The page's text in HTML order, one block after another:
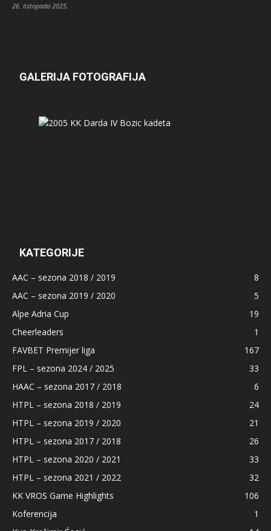
26. listopada 2025.
GALERIJA FOTOGRAFIJA
KATEGORIJE
AAC – sezona 2018 / 2019
8
AAC – sezona 2019 / 2020
5
Alpe Adria Cup
19
Cheerleaders
1
FAVBET Premijer liga
167
FPL – sezona 2024 / 2025
33
HAAC – sezona 2017 / 2018
6
HTPL – sezona 2018 / 2019
24
HTPL – sezona 2019 / 2020
21
HTPL – sezona 2017 / 2018
26
HTPL – sezona 2020 / 2021
33
HTPL – sezona 2021 / 2022
32
KK VROS Game Highlights
106
Koferencija
1